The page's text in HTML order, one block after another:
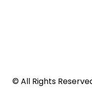
©All Rights